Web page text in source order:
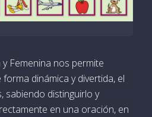
Femenina nos permite
dinámica y divertida, el
sabiendo distinguirlo y
en una oración, en